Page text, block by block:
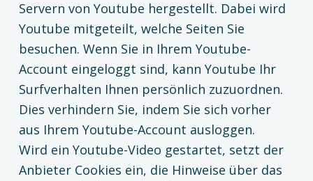
Servern von Youtube hergestellt. Dabei wird
Youtube mitgeteilt, welche Seiten Sie
besuchen. Wenn Sie in Ihrem Youtube-
Account eingeloggt sind, kann Youtube Ihr
Surfverhalten Ihnen persönlich zuzuordnen.
Dies verhindern Sie, indem Sie sich vorher
aus Ihrem Youtube-Account ausloggen.
Wird ein Youtube-Video gestartet, setzt der
Anbieter Cookies ein, die Hinweise über das